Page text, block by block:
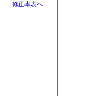
修正率表へ